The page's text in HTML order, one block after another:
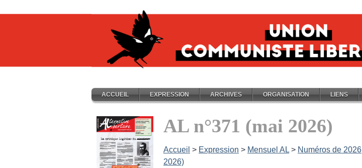
ACCUEIL EXPRESSION ARCHIVES ORGANISATION LIENS
AL n°371 (mai 2026)
Accueil > Expression > Mensuel AL > Numéros de 2026
2026)